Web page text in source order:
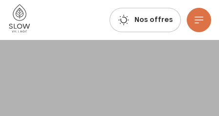
Respirez, imaginez, réservez : les réservations estivales 2027 sont déjà ouvertes !
Nos offres